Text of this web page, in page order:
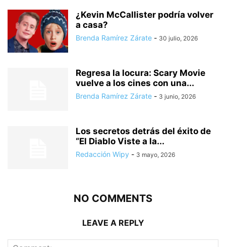
¿Kevin McCallister podría volver
a casa?
Brenda Ramírez Zárate - 30 julio, 2026
Regresa la locura: Scary Movie
vuelve a los cines con una...
Brenda Ramírez Zárate - 3 junio, 2026
Los secretos detrás del éxito de
“El Diablo Viste a la...
Redacción Wipy - 3 mayo, 2026
NO COMMENTS
LEAVE A REPLY